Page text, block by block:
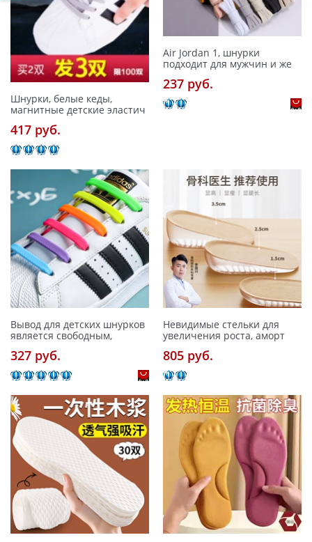
Шнурки, белые кеды,
магнитные детские эластич
417 pуб.
Air Jordan 1, шнурки
подходит для мужчин и же
237 pуб.
Вывод для детских шнурков
является свободным,
327 pуб.
Невидимые стельки для
увеличения роста, аморт
805 pуб.